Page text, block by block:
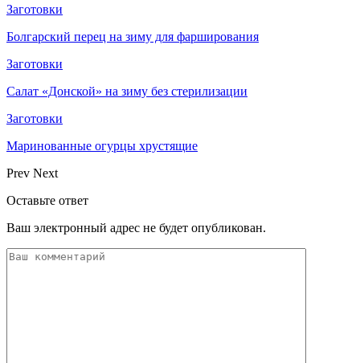
Заготовки
Болгарский перец на зиму для фарширования
Заготовки
Салат «Донской» на зиму без стерилизации
Заготовки
Маринованные огурцы хрустящие
Prev Next
Оставьте ответ
Ваш электронный адрес не будет опубликован.